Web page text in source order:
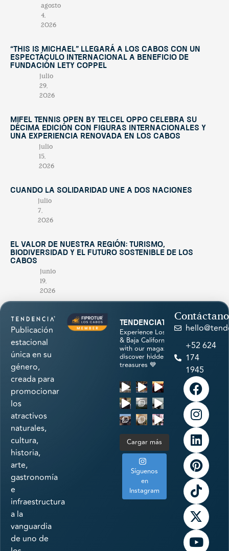
agosto
4,
2026
“This Is Michael” llegará a Los Cabos con un
espectáculo internacional a beneficio de
Fundación Lety Coppel
julio
29,
2026
Mifel Tennis Open by Telcel Oppo celebra su
décima edición con figuras internacionales y
una experiencia renovada en Los Cabos
julio
15,
2026
Cuando la solidaridad une a dos naciones
julio
7,
2026
El valor de nuestra región: turismo,
biodiversidad y el futuro sostenible de Los
Cabos
junio
19,
2026
Publicación
estacional
única en su
género,
creada para
promocionar
los
atractivos
naturales,
cultura,
historia,
arte,
gastronomía
e
infraestructura
a la
vanguardia
de uno de
tendenciatravel
Experience Los Cabos
& Baja California Sur
with our magazine &
discover hidden
treasures 💙
Cargar más
Síguenos
en
Instagram
+52 624
174
1945